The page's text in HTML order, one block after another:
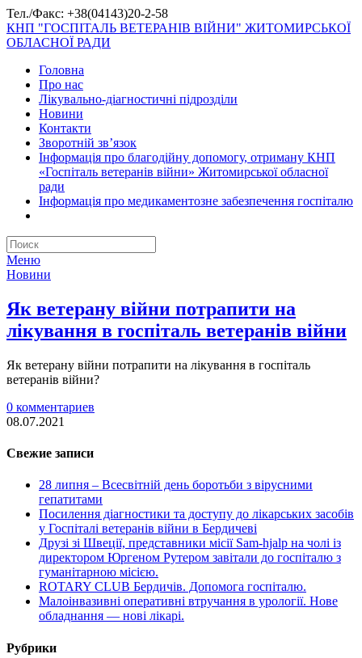
Тел./Факс: +38(04143)20-2-58
КНП "ГОСПІТАЛЬ ВЕТЕРАНІВ ВІЙНИ" ЖИТОМИРСЬКОЇ
ОБЛАСНОЇ РАДИ
Головна
Про нас
Лікувально-діагностичні підрозділи
Новини
Контакти
Зворотній зв’язок
Інформація про благодійну допомогу, отриману КНП
«Госпіталь ветеранів війни» Житомирської обласної
ради
Інформація про медикаментозне забезпечення госпіталю
Меню
Новини
Як ветерану війни потрапити на
лікування в госпіталь ветеранів війни
Як ветерану війни потрапити на лікування в госпіталь
ветеранів війни?
0 комментариев
08.07.2021
Свежие записи
28 липня – Всесвітній день боротьби з вірусними
гепатитами
Посилення діагностики та доступу до лікарських засобів
у Госпіталі ветеранів війни в Бердичеві
Друзі зі Швеції, представники місії Sam-hjalp на чолі із
директором Юргеном Рутером завітали до госпіталю з
гуманітарною місією.
ROTARY CLUB Бердичів. Допомога госпіталю.
Малоінвазивні оперативні втручання в урології. Нове
обладнання — нові лікарі.
Рубрики